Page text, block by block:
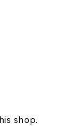
shop.